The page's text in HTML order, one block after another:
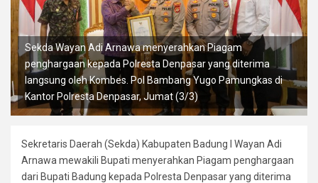
Sekda Wayan Adi Arnawa menyerahkan Piagam
penghargaan kepada Polresta Denpasar yang diterima
langsung oleh Kombes. Pol Bambang Yugo Pamungkas di
Kantor Polresta Denpasar, Jumat (3/3)
Sekretaris Daerah (Sekda) Kabupaten Badung I Wayan Adi
Arnawa mewakili Bupati menyerahkan Piagam penghargaan
dari Bupati Badung kepada Polresta Denpasar yang diterima